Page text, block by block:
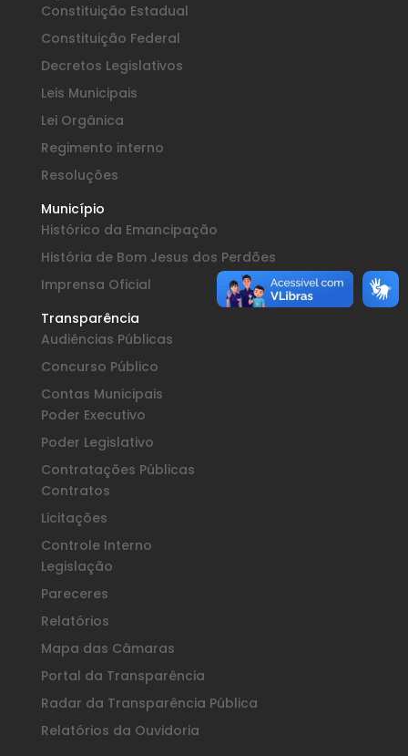
Constituição Estadual
Constituição Federal
Decretos Legislativos
Leis Municipais
Lei Orgânica
Regimento interno
Resoluções
Município
Histórico da Emancipação
História de Bom Jesus dos Perdões
Imprensa Oficial
Transparência
Audiências Públicas
Concurso Público
Contas Municipais
Poder Executivo
Poder Legislativo
Contratações Públicas
Contratos
Licitações
Controle Interno
Legislação
Pareceres
Relatórios
Mapa das Câmaras
Portal da Transparência
Radar da Transparência Pública
Relatórios da Ouvidoria